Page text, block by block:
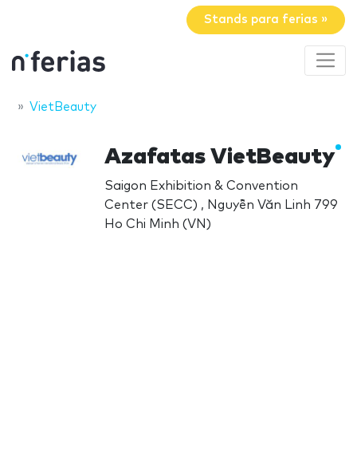
Stands para ferias »
VietBeauty
Azafatas VietBeauty
Saigon Exhibition & Convention
Center (SECC) , Nguyễn Văn Linh 799
Ho Chi Minh (VN)